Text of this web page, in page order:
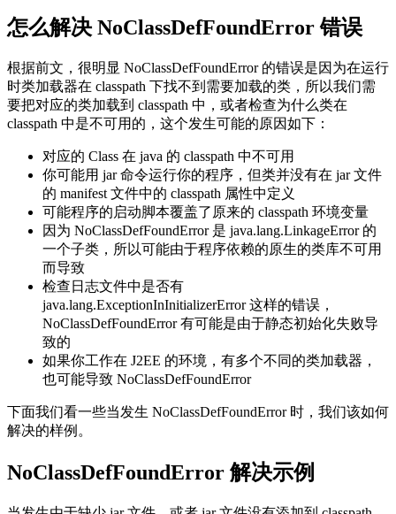
怎么解决 NoClassDefFoundError 错误
根据前文，很明显 NoClassDefFoundError 的错误是因为在运行
时类加载器在 classpath 下找不到需要加载的类，所以我们需
要把对应的类加载到 classpath 中，或者检查为什么类在
classpath 中是不可用的，这个发生可能的原因如下：
对应的 Class 在 java 的 classpath 中不可用
你可能用 jar 命令运行你的程序，但类并没有在 jar 文件
的 manifest 文件中的 classpath 属性中定义
可能程序的启动脚本覆盖了原来的 classpath 环境变量
因为 NoClassDefFoundError 是 java.lang.LinkageError 的
一个子类，所以可能由于程序依赖的原生的类库不可用
而导致
检查日志文件中是否有
java.lang.ExceptionInInitializerError 这样的错误，
NoClassDefFoundError 有可能是由于静态初始化失败导
致的
如果你工作在 J2EE 的环境，有多个不同的类加载器，
也可能导致 NoClassDefFoundError
下面我们看一些当发生 NoClassDefFoundError 时，我们该如何
解决的样例。
NoClassDefFoundError 解决示例